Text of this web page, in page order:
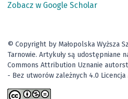
Zobacz w Google Scholar
© Copyright by Małopolska Wyższa
Tarnowie. Artykuły są udostępniane
Commons Attribution Uznanie
- Bez utworów zależnych 4.0 Licencja